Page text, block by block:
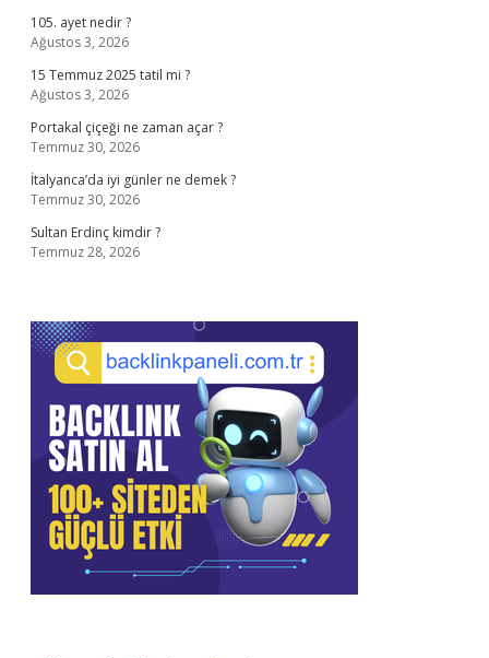
105. ayet nedir ?
Ağustos 3, 2026
15 Temmuz 2025 tatil mi ?
Ağustos 3, 2026
Portakal çiçeği ne zaman açar ?
Temmuz 30, 2026
İtalyanca’da iyi günler ne demek ?
Temmuz 30, 2026
Sultan Erdinç kimdir ?
Temmuz 28, 2026